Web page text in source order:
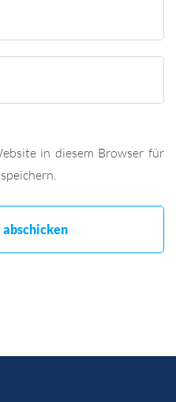
in diesem Browser für